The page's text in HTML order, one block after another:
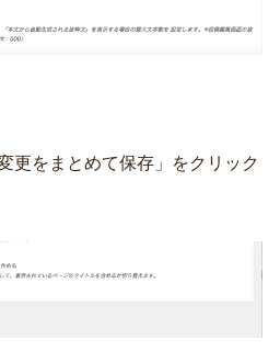
更をまとめて保存」をクリック